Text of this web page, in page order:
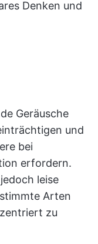
Denken und
Geräusche
und
bei
erfordern.
leise
Arten
zu